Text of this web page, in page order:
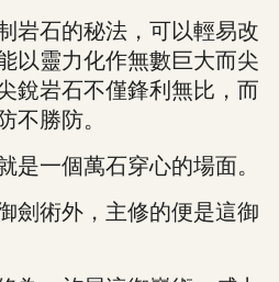
石的秘法，可以輕易改
以靈力化作無數巨大而尖
銳岩石不僅鋒利無比，而
不勝防。
一個萬石穿心的場面。
術外，主修的便是這御